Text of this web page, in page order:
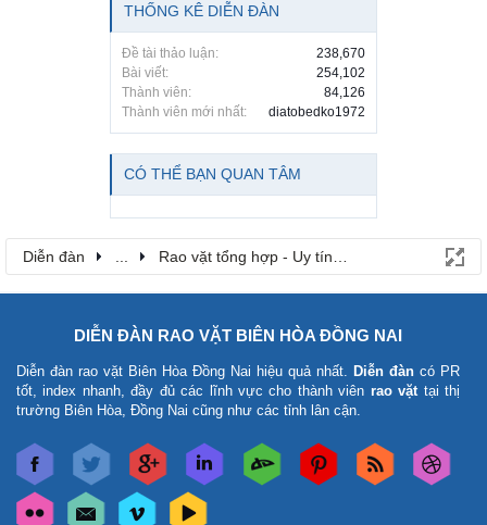
THỐNG KÊ DIỄN ĐÀN
Đề tài thảo luận:
238,670
Bài viết:
254,102
Thành viên:
84,126
Thành viên mới nhất:
diatobedko1972
CÓ THỂ BẠN QUAN TÂM
Diễn đàn Rao vặt tổng hợp - Uy tín - Miễn phí
DIỄN ĐÀN RAO VẶT BIÊN HÒA ĐỒNG NAI
Diễn đàn rao vặt Biên Hòa Đồng Nai hiệu quả nhất. Diễn đàn có PR
tốt, index nhanh, đầy đủ các lĩnh vực cho thành viên rao vặt tại thị
trường Biên Hòa, Đồng Nai cũng như các tỉnh lân cận.